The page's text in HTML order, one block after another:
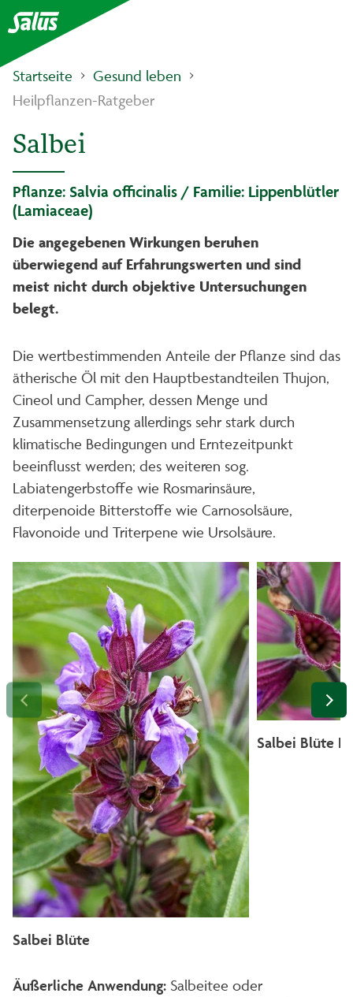
Startseite
Gesund leben
Heilpflanzen-Ratgeber
Salbei
Pflanze: Salvia officinalis / Familie: Lippenblütler
(Lamiaceae)
Die angegebenen Wirkungen beruhen
überwiegend auf Erfahrungswerten und sind
meist nicht durch objektive Untersuchungen
belegt.
Die wertbestimmenden Anteile der Pflanze sind das
ätherische Öl mit den Hauptbestandteilen Thujon,
Cineol und Campher, dessen Menge und
Zusammensetzung allerdings sehr stark durch
klimatische Bedingungen und Erntezeitpunkt
beeinflusst werden; des weiteren sog.
Labiatengerbstoffe wie Rosmarinsäure,
diterpenoide Bitterstoffe wie Carnosolsäure,
Flavonoide und Triterpene wie Ursolsäure.
Salbei Blüte
Salbei Blüte
Äußerliche Anwendung: Salbeitee oder